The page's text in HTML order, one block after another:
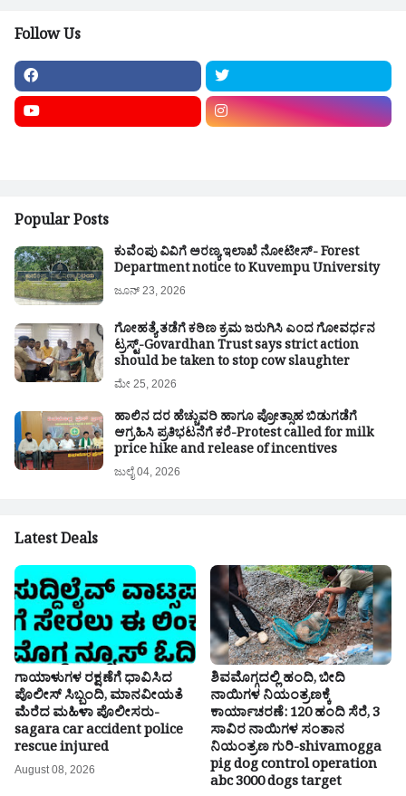
Follow Us
Popular Posts
ಕುವೆಂಪು ವಿವಿಗೆ ಅರಣ್ಯ ಇಲಾಖೆ ನೋಟೀಸ್- Forest
Department notice to Kuvempu University
ಜೂನ್ 23, 2026
ಗೋಹತ್ಯೆ ತಡೆಗೆ ಕಠಿಣ ಕ್ರಮ ಜರುಗಿಸಿ ಎಂದ ಗೋವರ್ಧನ
ಟ್ರಸ್ಟ್-Govardhan Trust says strict action
should be taken to stop cow slaughter
ಮೇ 25, 2026
ಹಾಲಿನ ದರ ಹೆಚ್ಚುವರಿ ಹಾಗೂ ಪ್ರೋತ್ಸಾಹ ಬಿಡುಗಡೆಗೆ
ಆಗ್ರಹಿಸಿ ಪ್ರತಿಭಟನೆಗೆ ಕರೆ-Protest called for milk
price hike and release of incentives
ಜುಲೈ 04, 2026
Latest Deals
ಗಾಯಾಳುಗಳ ರಕ್ಷಣೆಗೆ ಧಾವಿಸಿದ
ಪೊಲೀಸ್ ಸಿಬ್ಬಂದಿ, ಮಾನವೀಯತೆ
ಮೆರೆದ ಮಹಿಳಾ ಪೊಲೀಸರು-
sagara car accident police
rescue injured
August 08, 2026
ಶಿವಮೊಗ್ಗದಲ್ಲಿ ಹಂದಿ, ಬೀದಿ
ನಾಯಿಗಳ ನಿಯಂತ್ರಣಕ್ಕೆ
ಕಾರ್ಯಾಚರಣೆ: 120 ಹಂದಿ ಸೆರೆ, 3
ಸಾವಿರ ನಾಯಿಗಳ ಸಂತಾನ
ನಿಯಂತ್ರಣ ಗುರಿ-shivamogga
pig dog control operation
abc 3000 dogs target